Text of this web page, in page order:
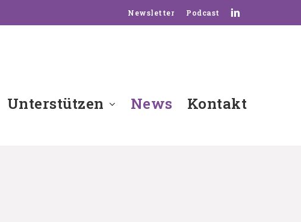
linkedin
Newsletter Podcast
Unterstützen News Kontakt